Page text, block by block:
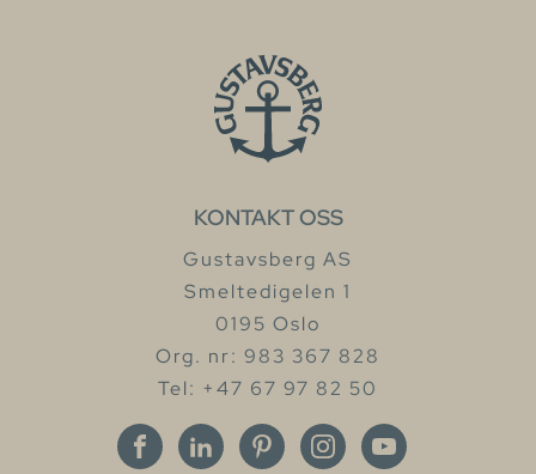
KONTAKT OSS
Gustavsberg AS
Smeltedigelen 1
0195 Oslo
Org. nr: 983 367 828
Tel: +47 67 97 82 50